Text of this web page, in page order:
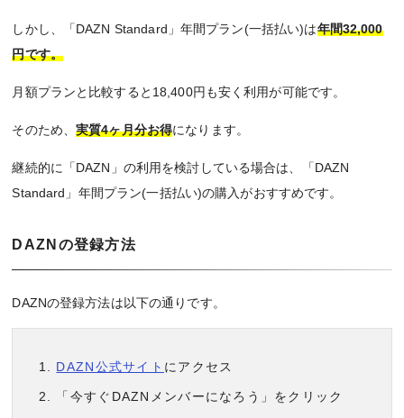
しかし、「DAZN Standard」年間プラン(一括払い)は年間32,000
円です。
月額プランと比較すると18,400円も安く利用が可能です。
そのため、実質4ヶ月分お得になります。
継続的に「DAZN」の利用を検討している場合は、「DAZN
Standard」年間プラン(一括払い)の購入がおすすめです。
DAZNの登録方法
DAZNの登録方法は以下の通りです。
DAZN公式サイト にアクセス
「今すぐDAZNメンバーになろう」をクリック